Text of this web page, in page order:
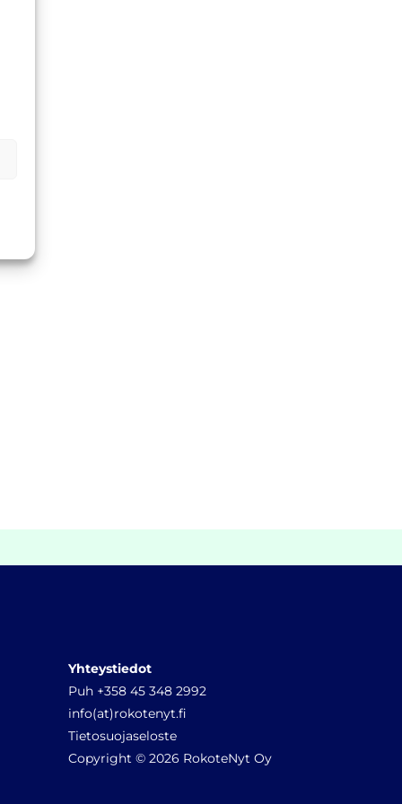
Yhteystiedot
Puh +358 45 348 2992
info(at)rokotenyt.fi
Tietosuojaseloste
Copyright © 2026 RokoteNyt Oy